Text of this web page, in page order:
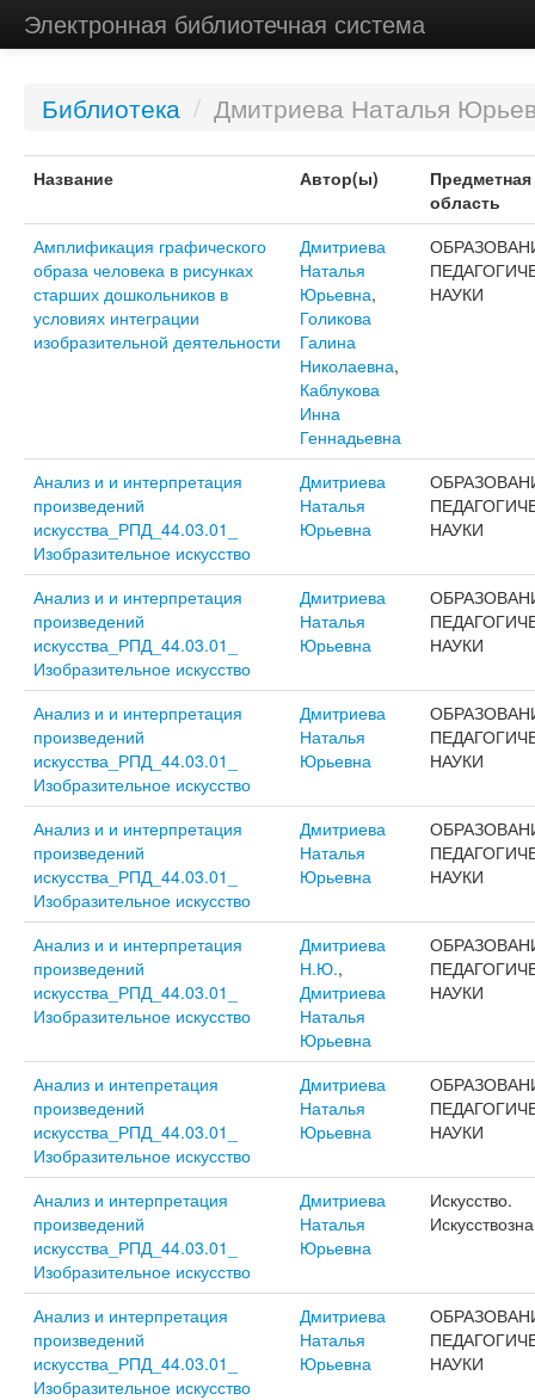
Электронная библиотечная система
Библиотека / Дмитриева Наталья
Название Автор(ы)
Предметная
область
Амплификация графического
образа человека в рисунках
старших дошкольников в
условиях интеграции
изобразительной деятельности
Дмитриева
Наталья
Юрьевна,
Голикова
Галина
Николаевна,
Каблукова
Инна
Геннадьевна
НАУКИ
Анализ и и интерпретация
произведений
искусства_РПД_44.03.01_
Изобразительное искусство
Дмитриева
Наталья
Юрьевна
НАУКИ
Анализ и и интерпретация
произведений
искусства_РПД_44.03.01_
Изобразительное искусство
Дмитриева
Наталья
Юрьевна
НАУКИ
Анализ и и интерпретация
произведений
искусства_РПД_44.03.01_
Изобразительное искусство
Дмитриева
Наталья
Юрьевна
НАУКИ
Анализ и и интерпретация
произведений
искусства_РПД_44.03.01_
Изобразительное искусство
Дмитриева
Наталья
Юрьевна
НАУКИ
Анализ и и интерпретация
произведений
искусства_РПД_44.03.01_
Изобразительное искусство
Дмитриева
Н.Ю.,
Дмитриева
Наталья
Юрьевна
НАУКИ
Анализ и интепретация
произведений
искусства_РПД_44.03.01_
Изобразительное искусство
Дмитриева
Наталья
Юрьевна
НАУКИ
Анализ и интерпретация
произведений
искусства_РПД_44.03.01_
Изобразительное искусство
Дмитриева
Наталья
Юрьевна
Искусство.
Анализ и интерпретация
произведений
искусства_РПД_44.03.01_
Изобразительное искусство
Дмитриева
Наталья
Юрьевна
НАУКИ